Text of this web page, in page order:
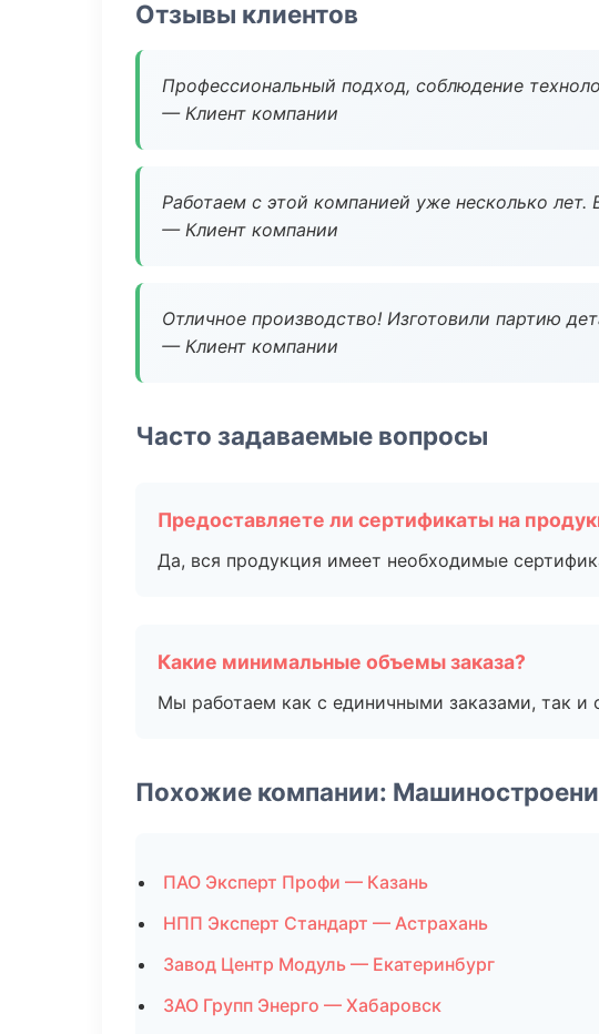
Отзывы клиентов
Профессиональный подход, соблюдение
— Клиент компании
Работаем с этой компанией уже несколько лет.
— Клиент компании
Отличное производство! Изготовили партию
— Клиент компании
Часто задаваемые вопросы
Предоставляете ли сертификаты на
Да, вся продукция имеет необходимые
Какие минимальные объемы заказа?
Мы работаем как с единичными заказами, так
Похожие компании:
ПАО Эксперт Профи — Казань
НПП Эксперт Стандарт — Астрахань
Завод Центр Модуль — Екатеринбург
ЗАО Групп Энерго — Хабаровск